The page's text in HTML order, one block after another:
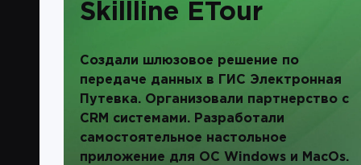
Skillline ETour
Создали шлюзовое решение по
передаче данных в ГИС Электронная
Путевка. Организовали партнерство с
CRM системами. Разработали
самостоятельное настольное
приложение для ОС Windows и MacOs.